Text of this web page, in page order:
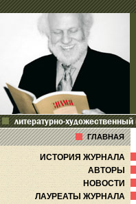
литературно-
ГЛАВНАЯ
ИСТОРИЯ ЖУРНАЛА
АВТОРЫ
НОВОСТИ
ЛАУРЕАТЫ ЖУРНАЛА